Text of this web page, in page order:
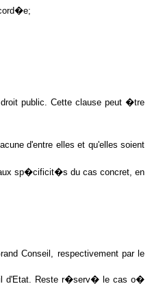
public. Cette clause peut �tre
d'entre elles et qu'elles soient
sp�cificit�s du cas concret, en
Conseil, respectivement par le
d'Etat. Reste r�serv� le cas o�